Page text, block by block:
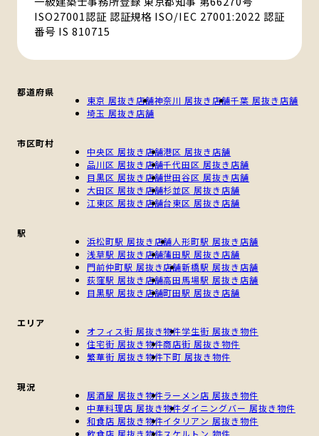
ISO27001認証 認証規格 ISO/IEC 27001:2022 認証
番号 IS 810715
都道府県
東京 居抜き店舗神奈川 居抜き店舗千葉 居抜き店舗
埼玉 居抜き店舗
市区町村
中央区 居抜き店舗港区 居抜き店舗
品川区 居抜き店舗千代田区 居抜き店舗
目黒区 居抜き店舗世田谷区 居抜き店舗
大田区 居抜き店舗杉並区 居抜き店舗
江東区 居抜き店舗台東区 居抜き店舗
駅
浜松町駅 居抜き店舗人形町駅 居抜き店舗
浅草駅 居抜き店舗蒲田駅 居抜き店舗
門前仲町駅 居抜き店舗新橋駅 居抜き店舗
荻窪駅 居抜き店舗高田馬場駅 居抜き店舗
目黒駅 居抜き店舗町田駅 居抜き店舗
エリア
オフィス街 居抜き物件学生街 居抜き物件
住宅街 居抜き物件商店街 居抜き物件
繁華街 居抜き物件下町 居抜き物件
現況
居酒屋 居抜き物件ラーメン店 居抜き物件
中華料理店 居抜き物件ダイニングバー 居抜き物件
和食店 居抜き物件イタリアン 居抜き物件